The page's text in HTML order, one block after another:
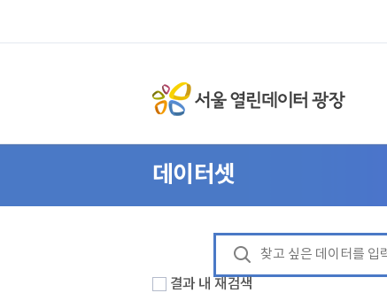
데이터셋
결과 내 재검색